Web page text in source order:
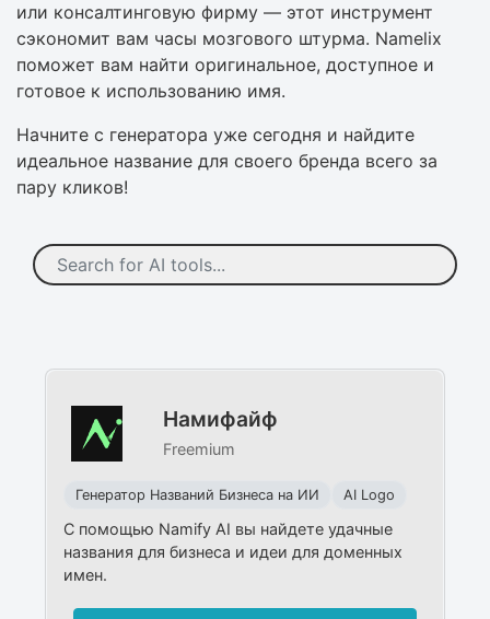
или консалтинговую фирму — этот инструмент
сэкономит вам часы мозгового штурма. Namelix
поможет вам найти оригинальное, доступное и
готовое к использованию имя.
Начните с генератора уже сегодня и найдите
идеальное название для своего бренда всего за
пару кликов!
Намифайф
Freemium
Генератор Названий Бизнеса на ИИ AI Logo
С помощью Namify AI вы найдете удачные
названия для бизнеса и идеи для доменных
имен.